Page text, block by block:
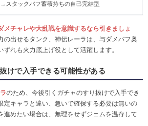
→スタックバフ蓄積持ちの自己完結型
メチャレや大乱戦を意識するなら引きましょ
の出せるタンク、神伝レーラは、与ダメバフ奥
れも火力底上げ役として活躍します。
けで入手できる可能性がある
のため、今後引くガチャのすり抜けで入手でき
定キャラと違い、急いで確保する必要は無いの
進めたい場合は、無理をせずジェムを温存して